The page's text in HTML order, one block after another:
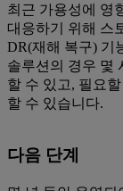
최근 가용성에 영
대응하기 위해 스
DR(재해 복구) 기
솔루션의 경우 몇
할 수 있고, 필요
할 수 있습니다.
다음 단계